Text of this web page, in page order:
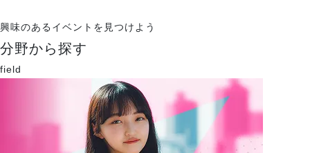
興味のあるイベントを見つけよう
分野から探す
field